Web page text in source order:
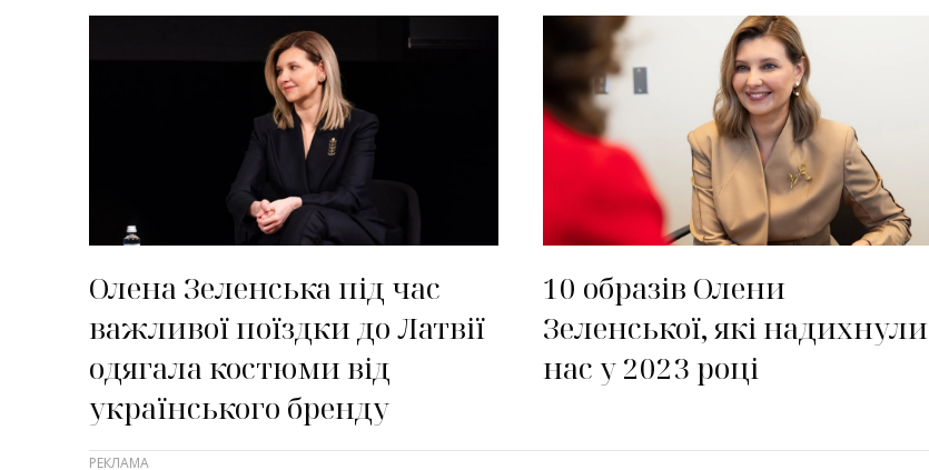
Олена Зеленська під час
важливої поїздки до Латвії
одягала костюми від
українського бренду
10 образів Олени
Зеленської, які надихнули
нас у 2023 році